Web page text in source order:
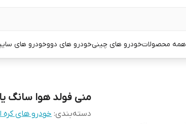
همه محصولاتخودرو های چینیخودرو های دووخودرو های
منی فولد هوا سانگ
دسته‌بندی: خودرو های کره